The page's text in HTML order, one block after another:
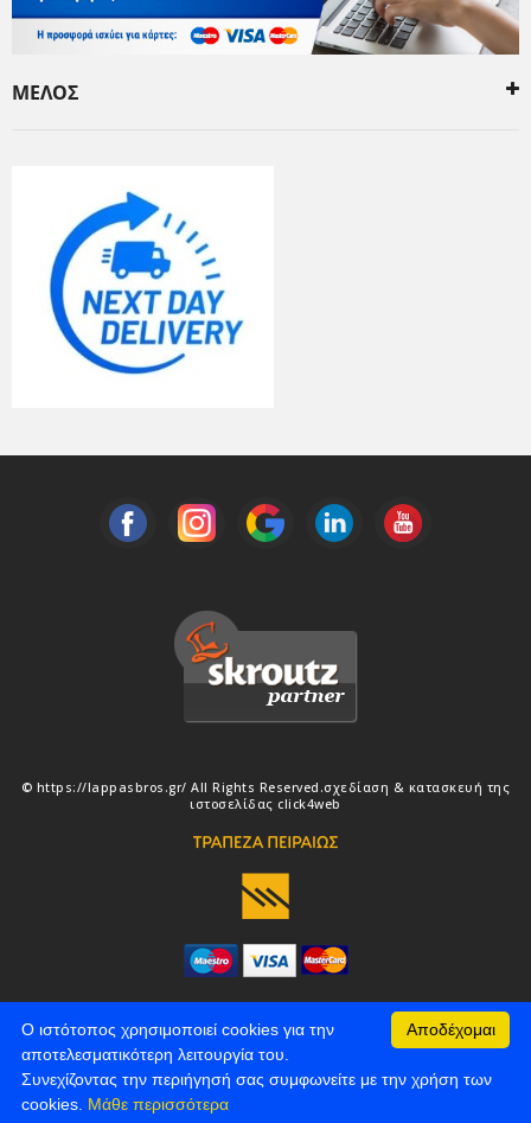
ΜΕΛΟΣ
© https://lappasbros.gr/ All Rights Reserved.σχεδίαση & κατασκευή της
ιστοσελίδας click4web
Αποδέχομαι
Ο ιστότοπος χρησιμοποιεί cookies για την
αποτελεσματικότερη λειτουργία του.
Συνεχίζοντας την περιήγησή σας συμφωνείτε με την χρήση των
cookies. Μάθε περισσότερα